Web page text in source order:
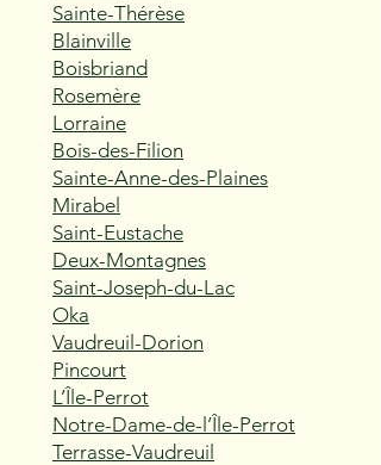
Sainte-Thérèse
Blainville
Boisbriand
Rosemère
Lorraine
Bois-des-Filion
Sainte-Anne-des-Plaines
Mirabel
Saint-Eustache
Deux-Montagnes
Saint-Joseph-du-Lac
Oka
Vaudreuil-Dorion
Pincourt
L’Île-Perrot
Notre-Dame-de-l’Île-Perrot
Terrasse-Vaudreuil